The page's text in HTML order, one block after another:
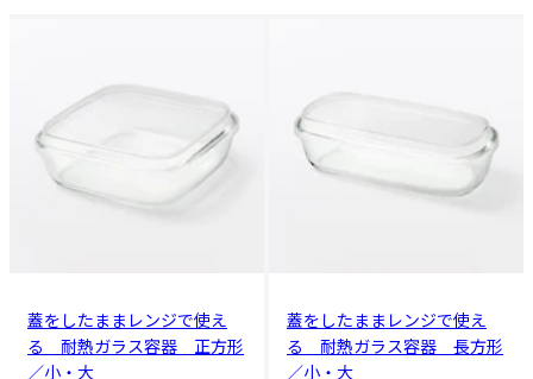
蓋をしたままレンジで使え
る 耐熱ガラス容器 正方形
／小・大
蓋をしたままレンジで使え
る 耐熱ガラス容器 長方形
／小・大